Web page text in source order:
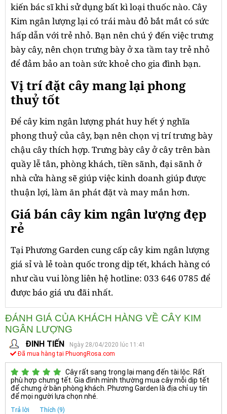
kiến bác sĩ khi sử dụng bất kì loại thuốc nào. Cây
Kim ngân lượng lại có trái màu đỏ bắt mắt có sức
hấp dẫn với trẻ nhỏ. Bạn nên chú ý đến việc trưng
bày cây, nên chọn trưng bày ở xa tầm tay trẻ nhỏ
để đảm bảo an toàn sức khoẻ cho gia đình bạn.
Vị trí đặt cây mang lại phong
thuỷ tốt
Để cây kim ngân lượng phát huy hết ý nghĩa
phong thuỷ của cây, bạn nên chọn vị trí trưng bày
chậu cây thích hợp. Trưng bày cây ở cây trên bàn
quầy lễ tân, phòng khách, tiền sãnh, đại sãnh ở
nhà cửa hàng sẽ giúp việc kinh doanh giúp được
thuận lợi, làm ăn phát đặt và may mắn hơn.
Giá bán cây kim ngân lượng đẹp
rẻ
Tại Phương Garden cung cấp cây kim ngân lượng
giá sỉ và lẻ toàn quốc trong dịp tết, khách hàng có
như cầu vui lòng liên hệ hotline: 033 646 0785 để
được báo giá ưu đãi nhất.
ĐÁNH GIÁ CỦA KHÁCH HÀNG VỀ CÂY KIM
NGÂN LƯỢNG
ĐINH TIẾN
Ngày 28/04/2020 lúc 11:41
Đã mua hàng tại PhuongRosa.com
Cây rất sang trọng lại mang đến tài lộc. Rất
phù hợp chưng tết. Gia đình mình thường mua cây mỗi dịp tết
để chưng ở bàn phòng khách. Phương Garden là địa chỉ uy tín
để mọi người lựa chọn nhé.
Trả lời Thích (9)